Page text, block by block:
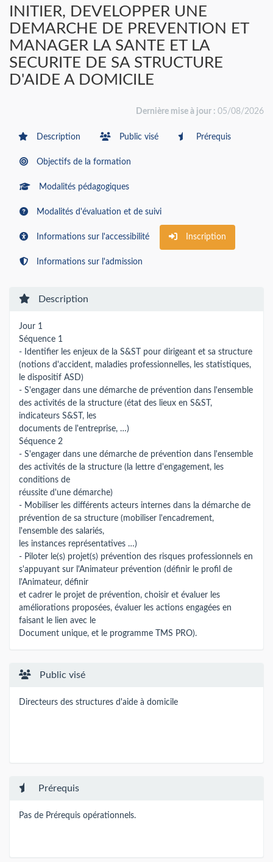
INITIER, DEVELOPPER UNE
DEMARCHE DE PREVENTION ET
MANAGER LA SANTE ET LA
SECURITE DE SA STRUCTURE
D'AIDE A DOMICILE
Dernière mise à jour : 05/08/2026
Description Public visé Prérequis
Objectifs de la formation
Modalités pédagogiques
Modalités d'évaluation et de suivi
Informations sur l'accessibilité Inscription
Informations sur l'admission
Description
Jour 1
Séquence 1
- Identifier les enjeux de la S&ST pour dirigeant et sa structure
(notions d'accident, maladies professionnelles, les statistiques,
le dispositif ASD)
- S'engager dans une démarche de prévention dans l'ensemble
des activités de la structure (état des lieux en S&ST,
indicateurs S&ST, les
documents de l'entreprise, …)
Séquence 2
- S'engager dans une démarche de prévention dans l'ensemble
des activités de la structure (la lettre d'engagement, les
conditions de
réussite d'une démarche)
- Mobiliser les différents acteurs internes dans la démarche de
prévention de sa structure (mobiliser l'encadrement,
l'ensemble des salariés,
les instances représentatives …)
- Piloter le(s) projet(s) prévention des risques professionnels en
s'appuyant sur l'Animateur prévention (définir le profil de
l'Animateur, définir
et cadrer le projet de prévention, choisir et évaluer les
améliorations proposées, évaluer les actions engagées en
faisant le lien avec le
Document unique, et le programme TMS PRO).
Public visé
Directeurs des structures d'aide à domicile
Prérequis
Pas de Prérequis opérationnels.